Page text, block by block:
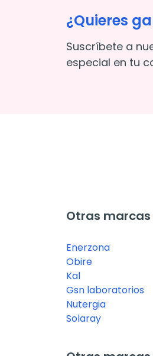
¿Quieres
Suscríbete a
especial en tu
Otras
Enerzona
Obire
Kal
Gsn laboratorios
Nutergia
Solaray